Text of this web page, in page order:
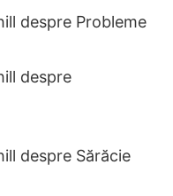
despre Probleme
despre
despre Sărăcie